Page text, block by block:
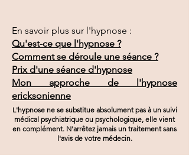
En savoir plus sur l'hypnose :
Qu'est-ce que l'hypnose ?
Comment se déroule une séance ?
Prix d'une séance d'hypnose
Mon approche de l'hypnose
ericksonienne
L'hypnose ne se substitue absolument pas à un suivi
médical psychiatrique ou psychologique, elle vient
en complément. N'arrêtez jamais un traitement sans
l'avis de votre médecin.